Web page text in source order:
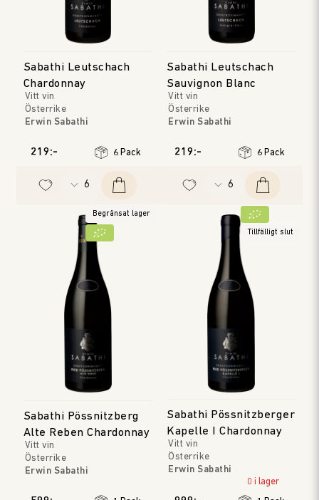
Sabathi Leutschach
Chardonnay
Vitt vin
Österrike
Erwin Sabathi
219:- 6 Pack
Sabathi Leutschach
Sauvignon Blanc
Vitt vin
Österrike
Erwin Sabathi
219:- 6 Pack
Begränsat lager
Sabathi Pössnitzberg
Alte Reben Chardonnay
Vitt vin
Österrike
Erwin Sabathi
Tillfälligt slut
Sabathi Pössnitzberger
Kapelle I Chardonnay
Vitt vin
Österrike
Erwin Sabathi
0 i lager